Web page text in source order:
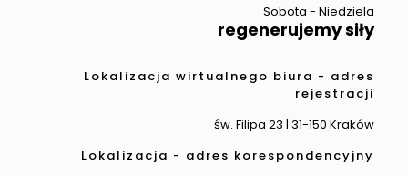
Sobota - Niedziela
regenerujemy siły
Lokalizacja wirtualnego biura - adres
rejestracji
św. Filipa 23 | 31-150 Kraków
Lokalizacja - adres korespondencyjny